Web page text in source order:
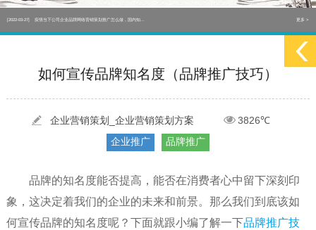
[2022-03-27] 疫情当下公司企业品牌网络营销策划推广怎么做，国内知... 更多 >
实体门店如何做网络推广吸引客户，实体店网络营销技巧... 更多 >
疫情当下公司企业品牌网络营销策划推广怎么做，国内知...
如何宣传品牌知名度（品牌推广技巧）
企业营销策划_企业营销策划方案
3826℃
企业推广
品牌推广
品牌的知名度能否提高，能否在消费者心中留下深刻印
象，这决定着我们的企业的未来和前景。那么我们到底该如
何宣传品牌的知名度呢？下面就跟小编了解一下品牌推广技